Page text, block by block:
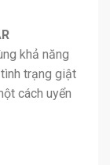
khả năng
trạng giật
cách uyển